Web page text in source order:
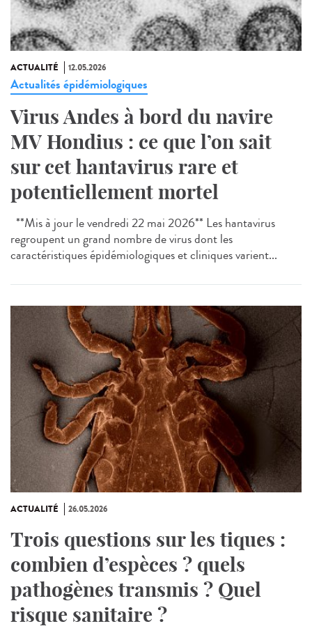
ACTUALITÉ 12.05.2026
Actualités épidémiologiques
Virus Andes à bord du navire
MV Hondius : ce que l’on sait
sur cet hantavirus rare et
potentiellement mortel
**Mis à jour le vendredi 22 mai 2026** Les hantavirus
regroupent un grand nombre de virus dont les
caractéristiques épidémiologiques et cliniques varient...
ACTUALITÉ 26.05.2026
Trois questions sur les tiques :
combien d’espèces ? quels
pathogènes transmis ? Quel
risque sanitaire ?